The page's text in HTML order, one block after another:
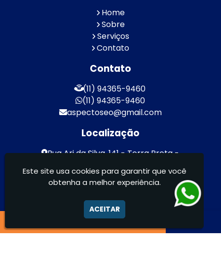
Home
Sobre
Serviços
Contato
Contato
(11) 94365-9460
(11) 94365-9460
aspectoseo@gmail.com
Localização
Rua Ari da Silva, 141 - Terra Preta -
Aspecto Comunicação Visual Ltda -
Este site usa cookies para garantir que você
obtenha a melhor experiência.
ACEITAR